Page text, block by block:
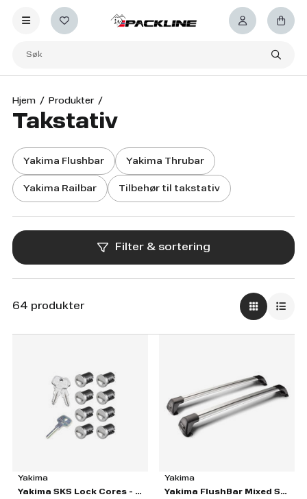
Hjem Produkter
Takstativ
Yakima Flushbar Yakima Thrubar
Yakima Railbar Tilbehør til takstativ
Filter & sortering
64 produkter
Yakima
Yakima SKS Lock Cores - Set of 8
Yakima
Yakima FlushBar Mixed SM & MD Silver Pair - S25